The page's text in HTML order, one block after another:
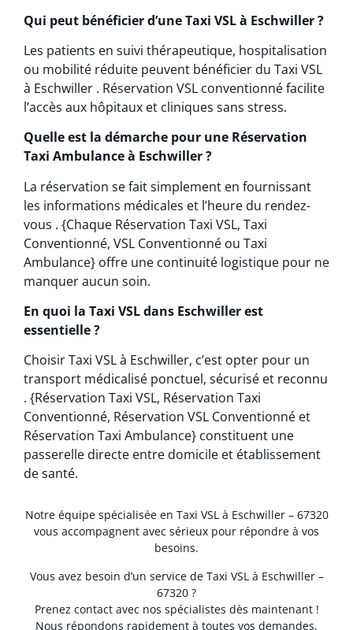
Qui peut bénéficier d’une Taxi VSL à Eschwiller ?
Les patients en suivi thérapeutique, hospitalisation
ou mobilité réduite peuvent bénéficier du Taxi VSL
à Eschwiller . Réservation VSL conventionné facilite
l’accès aux hôpitaux et cliniques sans stress.
Quelle est la démarche pour une Réservation
Taxi Ambulance à Eschwiller ?
La réservation se fait simplement en fournissant
les informations médicales et l’heure du rendez-
vous . {Chaque Réservation Taxi VSL, Taxi
Conventionné, VSL Conventionné ou Taxi
Ambulance} offre une continuité logistique pour ne
manquer aucun soin.
En quoi la Taxi VSL dans Eschwiller est
essentielle ?
Choisir Taxi VSL à Eschwiller, c’est opter pour un
transport médicalisé ponctuel, sécurisé et reconnu
. {Réservation Taxi VSL, Réservation Taxi
Conventionné, Réservation VSL Conventionné et
Réservation Taxi Ambulance} constituent une
passerelle directe entre domicile et établissement
de santé.
Notre équipe spécialisée en Taxi VSL à Eschwiller – 67320
vous accompagnent avec sérieux pour répondre à vos
besoins.
Vous avez besoin d’un service de Taxi VSL à Eschwiller –
67320 ?
Prenez contact avec nos spécialistes dès maintenant !
Nous répondons rapidement à toutes vos demandes.